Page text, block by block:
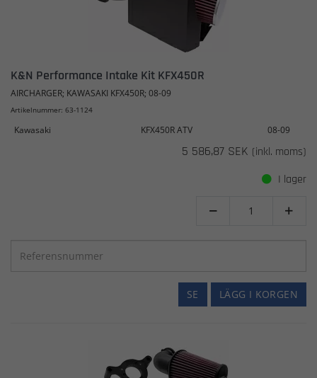
K&N Performance Intake Kit KFX450R
AIRCHARGER; KAWASAKI KFX450R; 08-09
Artikelnummer: 63-1124
Kawasaki KFX450R ATV 08-09
5 586,87 SEK (inkl. moms)
I lager
 
LÄGG I KORGEN
SE